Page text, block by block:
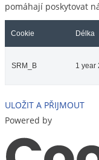
pomáhají poskytovat
Cookie Délka
SRM_B 1 year
ULOŽIT A PŘIJMOUT
Powered by